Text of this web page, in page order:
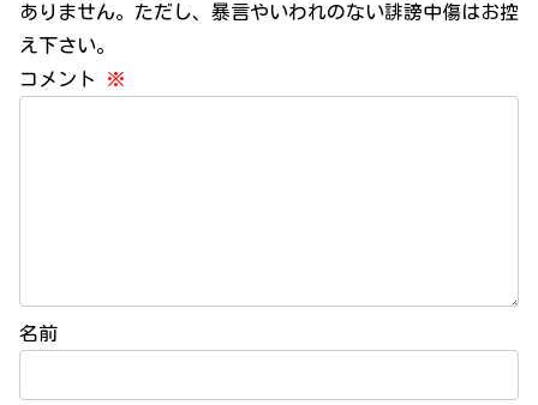
ありません。ただし、暴言やいわれのない誹謗中傷はお控
え下さい。
コメント
※
名前